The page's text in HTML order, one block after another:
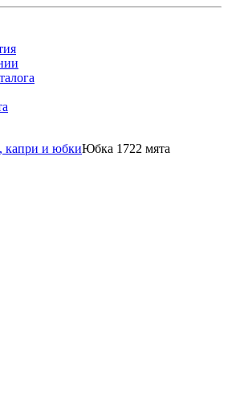
капри и юбкиЮбка 1722 мята